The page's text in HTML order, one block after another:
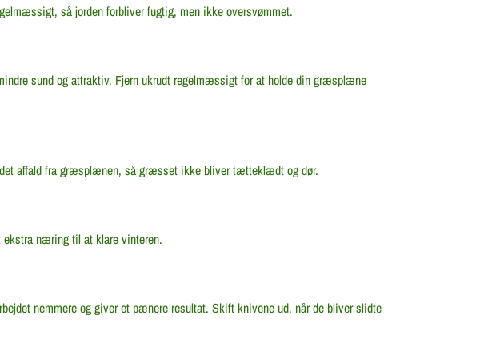
så jorden forbliver fugtig, men ikke oversvømmet.
sund og attraktiv. Fjern ukrudt regelmæssigt for at holde din græsplæne
affald fra græsplænen, så græsset ikke bliver tætteklædt og dør.
næring til at klare vinteren.
nemmere og giver et pænere resultat. Skift knivene ud, når de bliver slidte